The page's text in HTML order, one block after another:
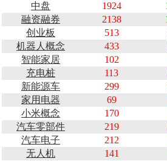
中盘
1924
融资融券
2138
创业板
513
机器人概念
433
智能家居
102
充电桩
113
新能源车
299
家用电器
69
小米概念
170
汽车零部件
219
汽车电子
212
无人机
141